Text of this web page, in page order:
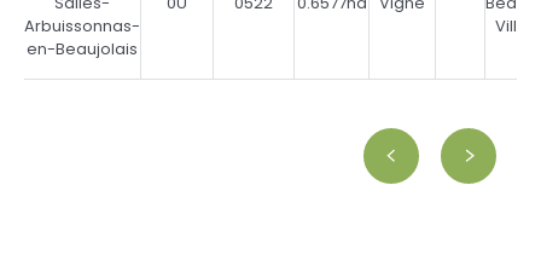
Arbuissonnas-
en-Beaujolais